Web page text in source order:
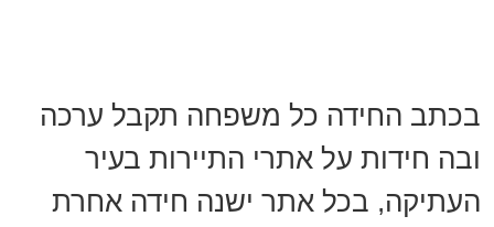
בכתב החידה כל משפחה תקבל ערכה
ובה חידות על אתרי התיירות בעיר
העתיקה, בכל אתר ישנה חידה אחרת